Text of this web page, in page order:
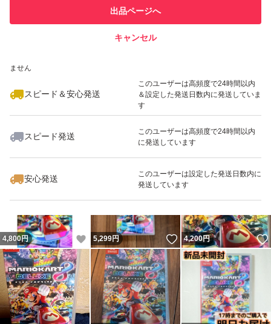
での取引実績があります
ません
スピード＆安心発送
このユーザーは高頻度で24時間以内
＆設定した発送日数内に発送していま
す
スピード発送
このユーザーは高頻度で24時間以内
に発送しています
安心発送
このユーザーは設定した発送日数内に
発送しています
出品ページへ
キャンセル
いいね！
5,600
4,800円 いいね！
5,299円 いいね！
4,200円